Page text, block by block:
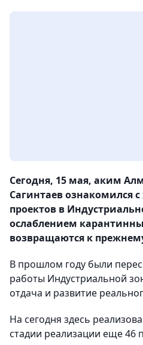
Сегодня, 15 мая, аким
Сагинтаев ознакомился
проектов в
ослаблением
возвращаются к
В прошлом году были
работы Индустриальной
отдача и развитие
На сегодня здесь
стадии реализации еще 46